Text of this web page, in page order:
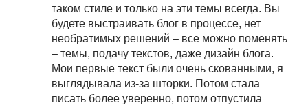
таком стиле и только на эти темы всегда. Вы
будете выстраивать блог в процессе, нет
необратимых решений – все можно поменять
– темы, подачу текстов, даже дизайн блога.
Мои первые текст были очень скованными, я
выглядывала из-за шторки. Потом стала
писать более уверенно, потом отпустила